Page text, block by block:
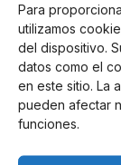
Para
utilizamos
del dispositivo.
datos como el
en este sitio. La
pueden afectar
funciones.
se valora de
habitación”,
las modelos
hablar.